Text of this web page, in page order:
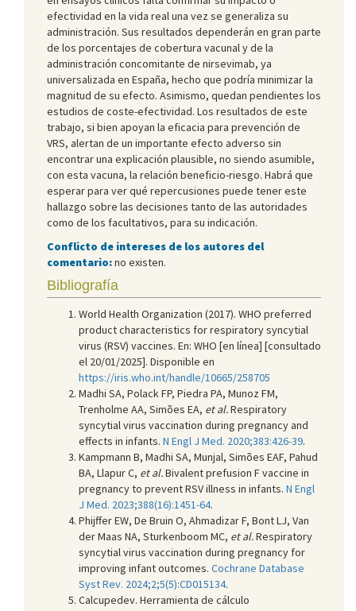
efectividad en la vida real una vez se generaliza su
administración. Sus resultados dependerán en gran parte
de los porcentajes de cobertura vacunal y de la
administración concomitante de nirsevimab, ya
universalizada en España, hecho que podría minimizar la
magnitud de su efecto. Asimismo, quedan pendientes los
estudios de coste-efectividad. Los resultados de este
trabajo, si bien apoyan la eficacia para prevención de
VRS, alertan de un importante efecto adverso sin
encontrar una explicación plausible, no siendo asumible,
con esta vacuna, la relación beneficio-riesgo. Habrá que
esperar para ver qué repercusiones puede tener este
hallazgo sobre las decisiones tanto de las autoridades
como de los facultativos, para su indicación.
Conflicto de intereses de los autores del
comentario:no existen.
Bibliografía
World Health Organization (‎2017)‎. WHO preferred
product characteristics for respiratory syncytial
virus (‎RSV)‎ vaccines. En: WHO [en línea] [consultado
el 20/01/2025]. Disponible en
https://iris.who.int/handle/10665/258705
Madhi SA, Polack FP, Piedra PA, Munoz FM,
Trenholme AA, Simões EA, et al.Respiratory
syncytial virus vaccination during pregnancy and
effects in infants. N Engl J Med. 2020;383:426-39.
Kampmann B, Madhi SA, Munjal, Simões EAF, Pahud
BA, Llapur C, et al.Bivalent prefusion F vaccine in
pregnancy to prevent RSV illness in infants. N Engl
J Med. 2023;388(16):1451-64.
Phijffer EW, De Bruin O, Ahmadizar F, Bont LJ, Van
der Maas NA, Sturkenboom MC, et al.Respiratory
syncytial virus vaccination during pregnancy for
improving infant outcomes. Cochrane Database
Syst Rev. 2024;2;5(5):CD015134.
Calcupedev. Herramienta de cálculo